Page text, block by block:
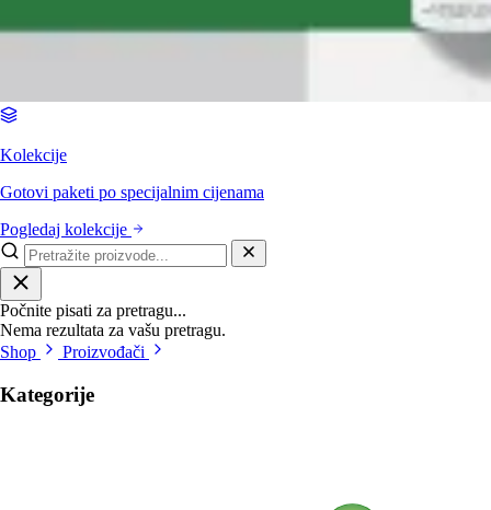
Kolekcije
Gotovi paketi po specijalnim cijenama
Pogledaj kolekcije
Počnite pisati za pretragu...
Nema rezultata za vašu pretragu.
Shop
Proizvođači
Kategorije